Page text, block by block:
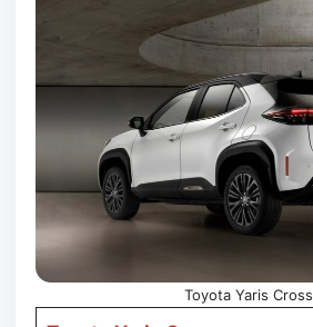
Toyota Yaris Cross